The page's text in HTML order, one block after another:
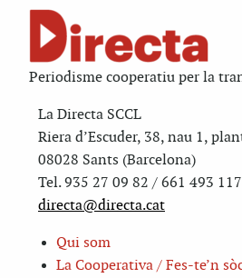
Periodisme cooperatiu per la
La Directa SCCL
Riera d’Escuder, 38, nau 1,
08028 Sants (Barcelona)
Tel. 935 27 09 82 / 661 493 117
directa@directa.cat
Qui som
La Cooperativa / Fes-te’n